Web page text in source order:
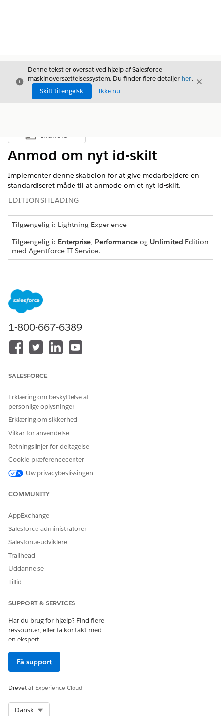
Luk
Denne tekst er oversat ved hjælp af Salesforce-
maskinoversættelsessystem. Du finder flere detaljer her.
Skift til engelsk
Ikke nu
Luk
Vis indholdsfortegnelse
Indhold
Anmod om nyt id-skilt
Implementer denne skabelon for at give medarbejdere en
standardiseret måde til at anmode om et nyt id-skilt.
EDITIONSHEADING
Tilgængelig i: Lightning Experience
Tilgængelig i: Enterprise, Performance og Unlimited Edition
med Agentforce IT Service.
reviderbar fuldførelse. Gennemse, hvad der er inkluderet i
skabelonen.
Registreringsattributter
detaljer fra medarbejderen:
eller erstatningsskilt.
Manuel fuldførelse
Denne serviceproces distribuerer anmodningen om manuel
fuldførelse til it-teamet. Du kan opbygge et forløb i Flow
Builder til at inkludere tilpasset logik, f.eks.
Integration
Denne skabelon inkluderer ikke nogen prækonfigurerede
Builder til at oprette tilpassede forløb med forbindelser, der
1-800-667-6389
SALESFORCE
Erklæring om beskyttelse af
personlige oplysninger
Erklæring om sikkerhed
Vilkår for anvendelse
Retningslinjer for deltagelse
Cookie-præferencecenter
Uw privacybeslissingen
COMMUNITY
AppExchange
Salesforce-administratorer
Salesforce-udviklere
Trailhead
Uddannelse
Tillid
SUPPORT & SERVICES
Har du brug for hjælp? Find flere
ressourcer, eller få kontakt med
en ekspert.
Få support
Drevet afExperience Cloud
Dansk